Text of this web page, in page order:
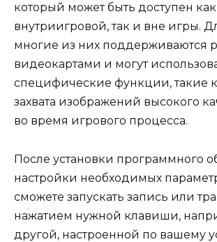
который может быть доступен как
внутриигровой, так и вне игры.
многие из них поддерживаются
видеокартами и могут
специфические функции, такие
захвата изображений высокого
во время игрового процесса.
После установки программного
настройки необходимых
сможете запускать запись или
нажатием нужной клавиши,
другой, настроенной по вашему